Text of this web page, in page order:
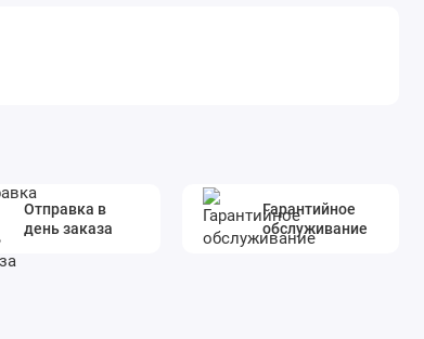
Отправка в
день заказа
Гарантийное
обслуживание